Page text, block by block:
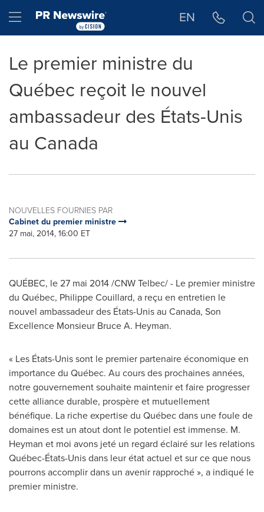
Hamburger menu EN
Le premier ministre du
Québec reçoit le nouvel
ambassadeur des États-Unis
au Canada
NOUVELLES FOURNIES PAR
Cabinet du premier ministre
27 mai, 2014, 16:00 ET
QUÉBEC, le 27 mai 2014 /CNW Telbec/ - Le premier ministre
du Québec, Philippe Couillard, a reçu en entretien le
nouvel ambassadeur des États-Unis au Canada, Son
Excellence Monsieur Bruce A. Heyman.
« Les États-Unis sont le premier partenaire économique en
importance du Québec. Au cours des prochaines années,
notre gouvernement souhaite maintenir et faire progresser
cette alliance durable, prospère et mutuellement
bénéfique. La riche expertise du Québec dans une foule de
domaines est un atout dont le potentiel est immense. M.
Heyman et moi avons jeté un regard éclairé sur les relations
Québec-États-Unis dans leur état actuel et sur ce que nous
pourrons accomplir dans un avenir rapproché », a indiqué le
premier ministre.